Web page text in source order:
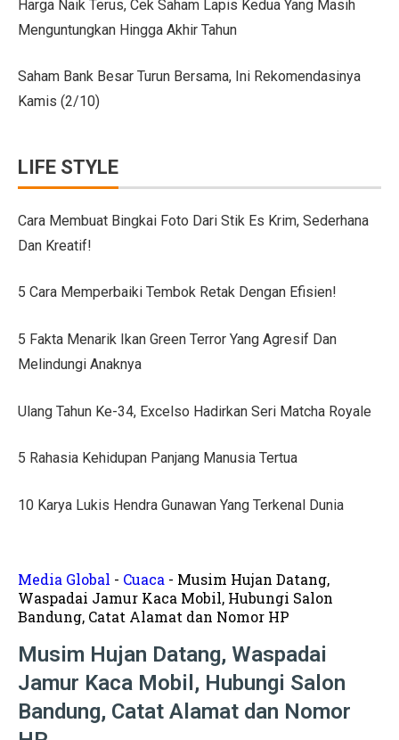
Jeep Gladiator Sport Tampil di GIIAS Bandung 2025
GIIAS Bandung 2025: Konsistensi 54 Tahun Toyota
10 Model Batu Alam Dinding Minimalis Terbaru
Cara Membuat Bingkai Foto dari Stik Es Krim,
Tips Menata Hiasan Dinding untuk Ruang Tamu Estetis
Harga Kusen UPVC vs Aluminium, Ketahui
Tanda-Tanda Kanker Payudara yang Sering Diabaikan
Tren Rumah Scandinavian: Ciri Khas dan Aturan Desain
Anti Ribet, Gaya Hias Dinding Modern dari Stik Es
Idaman! 10 Desain Wajib untuk Rumah Sempit
5 Cara Menyemprot Dinding Basah agar Rapi dan Awet!
Mewah dan Megah, 10 Rumah Terbesar di Dunia!
Harga Naik Terus, Cek Saham Lapis Kedua Yang Masih
Menguntungkan Hingga Akhir Tahun
Saham Bank Besar Turun Bersama, Ini Rekomendasinya
Kamis (2/10)
LIFE STYLE
Cara Membuat Bingkai Foto Dari Stik Es Krim, Sederhana
Dan Kreatif!
5 Cara Memperbaiki Tembok Retak Dengan Efisien!
5 Fakta Menarik Ikan Green Terror Yang Agresif Dan
Melindungi Anaknya
Ulang Tahun Ke-34, Excelso Hadirkan Seri Matcha Royale
5 Rahasia Kehidupan Panjang Manusia Tertua
10 Karya Lukis Hendra Gunawan Yang Terkenal Dunia
Media Global - Cuaca - Musim Hujan Datang,
Waspadai Jamur Kaca Mobil, Hubungi Salon
Bandung, Catat Alamat dan Nomor HP
Musim Hujan Datang, Waspadai
Jamur Kaca Mobil, Hubungi Salon
Bandung, Catat Alamat dan Nomor